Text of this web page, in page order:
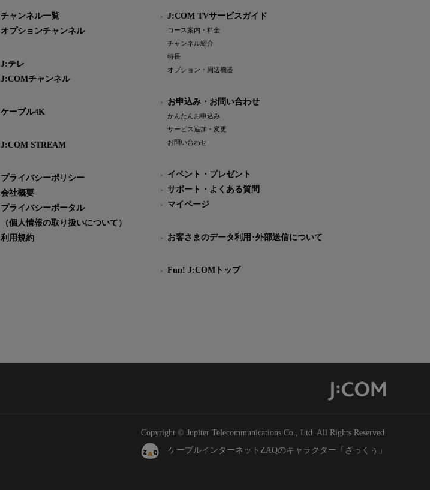
チャンネル一覧
オプションチャンネル
J:テレ
J:COMチャンネル
ケーブル4K
J:COM STREAM
プライバシーポリシー
会社概要
プライバシーポータル
（個人情報の取り扱いについて）
利用規約
J:COM TVサービスガイド
コース案内・料金
チャンネル紹介
特長
オプション・周辺機器
お申込み・お問い合わせ
かんたんお申込み
サービス追加・変更
お問い合わせ
イベント・プレゼント
サポート・よくある質問
マイページ
お客さまのデータ利用･外部送信について
Fun! J:COMトップ
Copyright © Jupiter Telecommunications Co., Ltd. All Rights Reserved.
ケーブルインターネットZAQのキャラクター「ざっくぅ」